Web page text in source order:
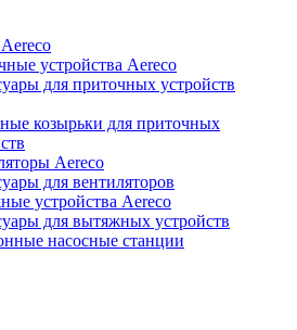
устройства Aereco
для приточных устройств
козырьки для приточных
Aereco
для вентиляторов
устройства Aereco
для вытяжных устройств
насосные станции